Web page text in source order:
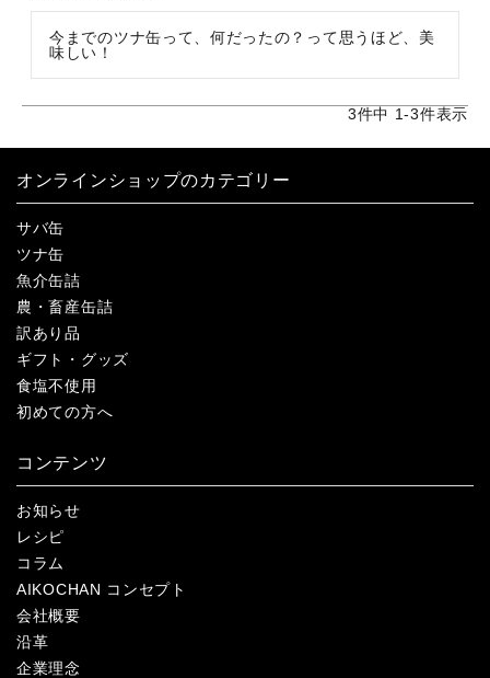
今までのツナ缶って、何だったの？って思うほど、美
味しい！
3件中 1-3件表示
オンラインショップのカテゴリー
サバ缶
ツナ缶
魚介缶詰
農・畜産缶詰
訳あり品
ギフト・グッズ
食塩不使用
初めての方へ
コンテンツ
お知らせ
レシピ
コラム
AIKOCHAN コンセプト
会社概要
沿革
企業理念